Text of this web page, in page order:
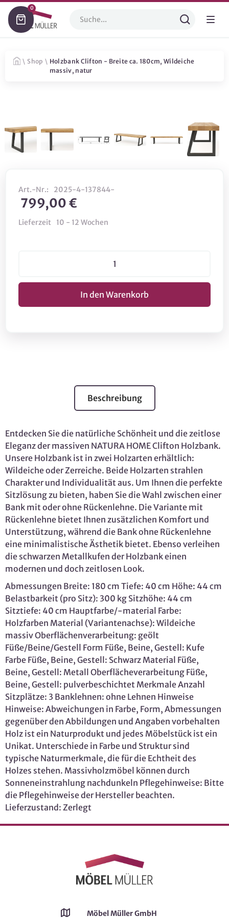
0
\ Shop \ Holzbank Clifton - Breite ca. 180cm, Wildeiche
massiv, natur
Art.-Nr.: 2025-4-137844-
799,00 €
Lieferzeit 10 - 12 Wochen
Beschreibung
Entdecken Sie die natürliche Schönheit und die zeitlose
Eleganz der massiven NATURA HOME Clifton Holzbank.
Unsere Holzbank ist in zwei Holzarten erhältlich:
Wildeiche oder Zerreiche. Beide Holzarten strahlen
Charakter und Individualität aus. Um Ihnen die perfekte
Sitzlösung zu bieten, haben Sie die Wahl zwischen einer
Bank mit oder ohne Rückenlehne. Die Variante mit
Rückenlehne bietet Ihnen zusätzlichen Komfort und
Unterstützung, während die Bank ohne Rückenlehne
eine minimalistische Ästhetik bietet. Ebenso verleihen
die schwarzen Metallkufen der Holzbank einen
modernen und doch zeitlosen Look.
Abmessungen Breite: 180 cm Tiefe: 40 cm Höhe: 44 cm
Belastbarkeit (pro Sitz): 300 kg Sitzhöhe: 44 cm
Sitztiefe: 40 cm Hauptfarbe/-material Farbe:
Holzfarben Material (Variantenachse): Wildeiche
massiv Oberflächenverarbeitung: geölt
Füße/Beine/Gestell Form Füße, Beine, Gestell: Kufe
Farbe Füße, Beine, Gestell: Schwarz Material Füße,
Beine, Gestell: Metall Oberflächeverarbeitung Füße,
Beine, Gestell: pulverbeschichtet Merkmale Anzahl
Sitzplätze: 3 Banklehnen: ohne Lehnen Hinweise
Hinweise: Abweichungen in Farbe, Form, Abmessungen
gegenüber den Abbildungen und Angaben vorbehalten
Holz ist ein Naturprodukt und jedes Möbelstück ist ein
Unikat. Unterschiede in Farbe und Struktur sind
typische Naturmerkmale, die für die Echtheit des
Holzes stehen. Massivholzmöbel können durch
Sonneneinstrahlung nachdunkeln Pflegehinweise: Bitte
die Pflegehinweise der Hersteller beachten.
Lieferzustand: Zerlegt
Möbel Müller GmbH